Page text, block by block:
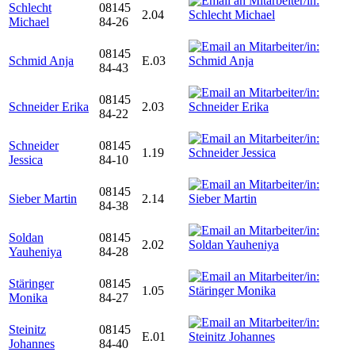
Schlecht
Michael
08145
84-26
2.04
Schmid Anja
08145
84-43
E.03
Schneider Erika
08145
84-22
2.03
Schneider
Jessica
08145
84-10
1.19
Sieber Martin
08145
84-38
2.14
Soldan
Yauheniya
08145
84-28
2.02
Stäringer
Monika
08145
84-27
1.05
Steinitz
Johannes
08145
84-40
E.01